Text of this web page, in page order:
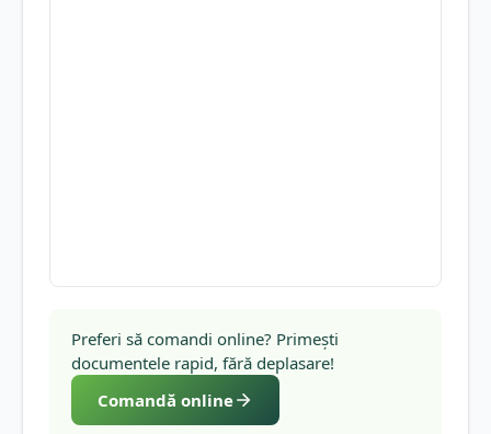
Preferi să comandi online? Primești
documentele rapid, fără deplasare!
Comandă online